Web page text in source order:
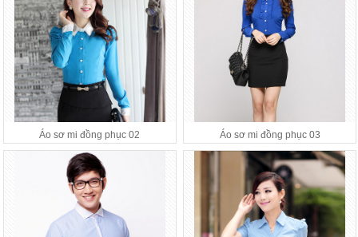
Áo sơ mi đồng phục 02 Áo sơ mi đồng phục 03